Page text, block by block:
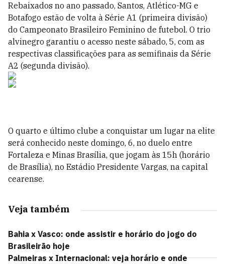
Rebaixados no ano passado, Santos, Atlético-MG e
Botafogo estão de volta à Série A1 (primeira divisão)
do Campeonato Brasileiro Feminino de futebol. O trio
alvinegro garantiu o acesso neste sábado, 5, com as
respectivas classificações para as semifinais da Série
A2 (segunda divisão).
O quarto e último clube a conquistar um lugar na elite
será conhecido neste domingo, 6, no duelo entre
Fortaleza e Minas Brasília, que jogam às 15h (horário
de Brasília), no Estádio Presidente Vargas, na capital
cearense.
Veja também
Bahia x Vasco: onde assistir e horário do jogo do
Brasileirão hoje
Palmeiras x Internacional: veja horário e onde